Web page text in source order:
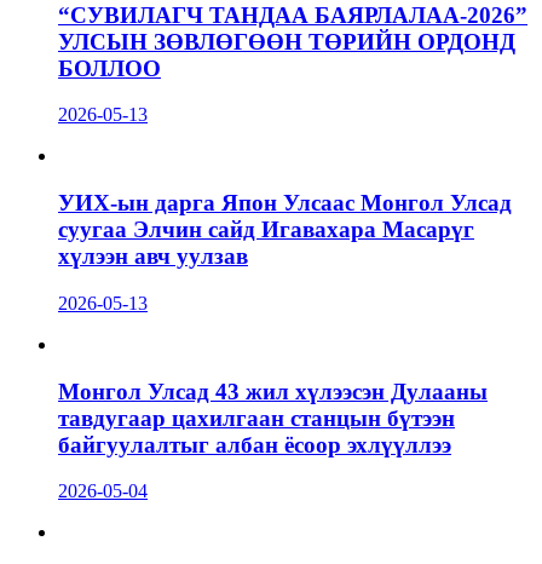
“СУВИЛАГЧ ТАНДАА БАЯРЛАЛАА-2026”
УЛСЫН ЗӨВЛӨГӨӨН ТӨРИЙН ОРДОНД
БОЛЛОО
2026-05-13
УИХ-ын дарга Япон Улсаас Монгол Улсад
суугаа Элчин сайд Игавахара Масарүг
хүлээн авч уулзав
2026-05-13
Монгол Улсад 43 жил хүлээсэн Дулааны
тавдугаар цахилгаан станцын бүтээн
байгуулалтыг албан ёсоор эхлүүллээ
2026-05-04